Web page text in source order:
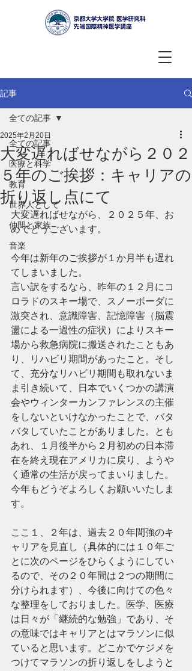
記事
全ての記事
医療と科学
教育
世界人として
仲間と家族
音楽
全ての記事
大変遅ればせながら２０２
５年のご挨拶：キャリアの
折り返し点にて
2025年2月20日
大変遅ればせながら、２０２５年、お
めでとうございます。
今年は新年のご挨拶が１か月半も遅れ
てしまいました。
言い訳をするなら、昨年の１２月にコ
ロラドのスキー場で、スノーボーダに
激突され、意識障害、記憶障害（脳震
盪による一過性の症状）によりスキー
場から救急病院に搬送されたこともあ
り、リハビリ期間があったこと。そし
て、充分なリハビリ期間も取れないま
ま引き続いて、日本でいくつかの講演
会やウィンターカンファレンスの主催
をしないといけなかったことで、バタ
バタしていたことがありました。とも
あれ、１月後半から２月初めの日本滞
在を終え現在アメリカに戻り、ようや
く通常の生活が戻ってまいりました。
今年もどうぞよろしくお願いいたしま
す。
ここ１、２年は、過去２０年間強のキ
ャリアを見直し（具体的には１０年ご
とに次のページをひらくようにしてい
るので、その２０年間は２つの期間に
分けられます）、今後に向けての色々
な整理をしておりました。医学、医療
は日々が「継続的な勉強」であり、そ
の意味ではキャリアとはマラソンに似
ていると思います。どこかでケジメを
つけてマラソンの折り返しをしようと